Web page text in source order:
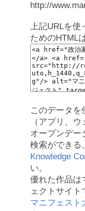
http://
上記URLを使
ためのHTML
このデータを
（アプリ、
オープンデー
検索ができる、
Knowledge
い。
優れた作品は
ェクトサイト
マニフェスト